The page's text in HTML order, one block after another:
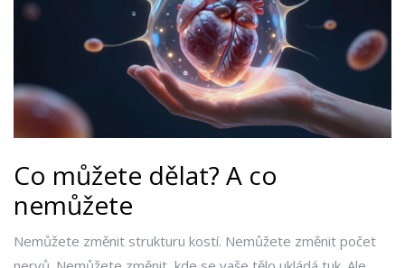
Co můžete dělat? A co
nemůžete
Nemůžete změnit strukturu kostí. Nemůžete změnit počet